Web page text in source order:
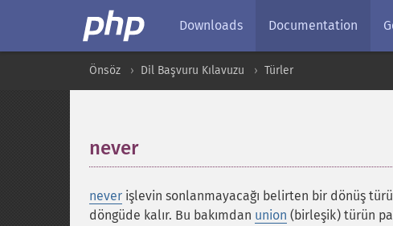
Downloads Documentation
Önsöz Dil Başvuru Kılavuzu Türler
never¶
never işlevin sonlanmayacağı belirten bir dönüş
döngüde kalır. Bu bakımdan union (birleşik) türün